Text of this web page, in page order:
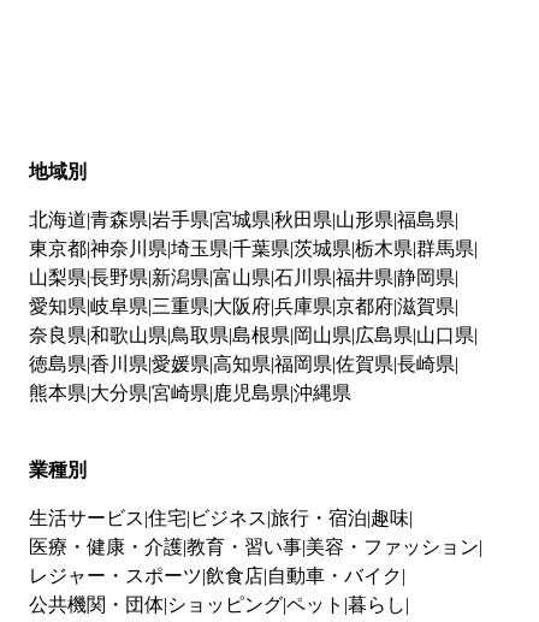
地域別
北海道 青森県 岩手県 宮城県 秋田県 山形県 福島県
東京都神奈川県 埼玉県 千葉県 茨城県 栃木県 群馬県
山梨県 長野県 新潟県 富山県 石川県 福井県 静岡県
愛知県 岐阜県 三重県 大阪府兵庫県 京都府滋賀県
奈良県 和歌山県 鳥取県 島根県 岡山県 広島県 山口県
徳島県 香川県 愛媛県 高知県 福岡県 佐賀県 長崎県
熊本県 大分県 宮崎県 鹿児島県 沖縄県
業種別
生活サービス 住宅 ビジネス 旅行・宿泊 趣味
医療・健康・介護教育・習い事 美容・ファッション
レジャー・スポーツ 飲食店 自動車・バイク
公共機関・団体 ショッピングペット 暮らし